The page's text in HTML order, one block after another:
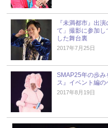
『未満都市』出
て」撮影に参加
した舞台裏
2017年7月25日
SMAP25年の歩
ス』イベント編の
2017年8月19日